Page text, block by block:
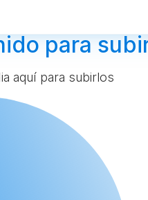
para
aquí para subirlos